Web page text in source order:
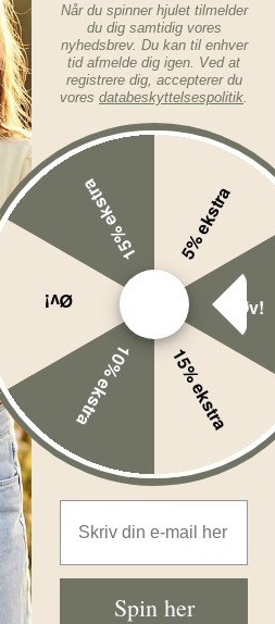
Materiale: 95% økologisk
Læs mere om varen...
Name It
- NMFNOVEA
Før 149,00
Når du spinner hjulet tilmelder
du dig samtidig vores
nyhedsbrev. Du kan til enhver
tid afmelde dig igen. Ved at
registrere dig, accepterer du
vores databeskyttelsespolitik
5% ekstra
Øv!
15% ekstra
10% ekstra
Øv!
15% ekstra
Spin her